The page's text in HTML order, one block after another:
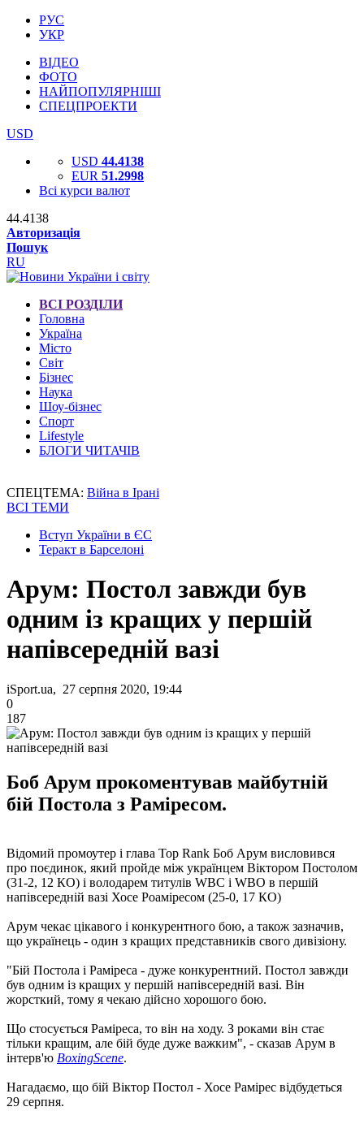
РУС
УКР
ВІДЕО
ФОТО
НАЙПОПУЛЯРНІШІ
СПЕЦПРОЕКТИ
USD
USD 44.4138
EUR 51.2998
Всі курси валют
44.4138
Авторизація
Пошук
RU
ВСІ РОЗДІЛИ
Головна
Україна
Місто
Світ
Бізнес
Наука
Шоу-бізнес
Спорт
Lifestyle
БЛОГИ ЧИТАЧІВ
СПЕЦТЕМА: Війна в Ірані
ВСІ ТЕМИ
Вступ України в ЄС
Теракт в Барселоні
Арум: Постол завжди був
одним із кращих у першій
напівсередній вазі
iSport.ua, 27 серпня 2020, 19:44
0
187
Боб Арум прокоментував майбутній
бій Постола з Раміресом.
Відомий промоутер і глава Top Rank Боб Арум висловився
про поєдинок, який пройде між українцем Віктором Постолом
(31-2, 12 КО) і володарем титулів WBC і WBO в першій
напівсередній вазі Хосе Роаміресом (25-0, 17 КО)
Арум чекає цікавого і конкурентного бою, а також зазначив,
що українець - один з кращих представників свого дивізіону.
"Бій Постола і Раміреса - дуже конкурентний. Постол завжди
був одним із кращих у першій напівсередній вазі. Він
жорсткий, тому я чекаю дійсно хорошого бою.
Що стосується Раміреса, то він на ходу. З роками він стає
тільки кращим, але бій буде дуже важким", - сказав Арум в
інтерв'ю BoxingScene.
Нагадаємо, що бій Віктор Постол - Хосе Рамірес відбудеться
29 серпня.